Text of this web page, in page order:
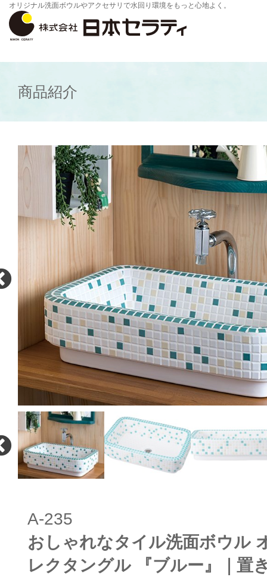
オリジナル洗面ボウルやアクセサリで水回り環境をもっと心地よく。
商品紹介
A-235
おしゃれなタイル洗面ボウ
レクタングル 『ブルー』｜置